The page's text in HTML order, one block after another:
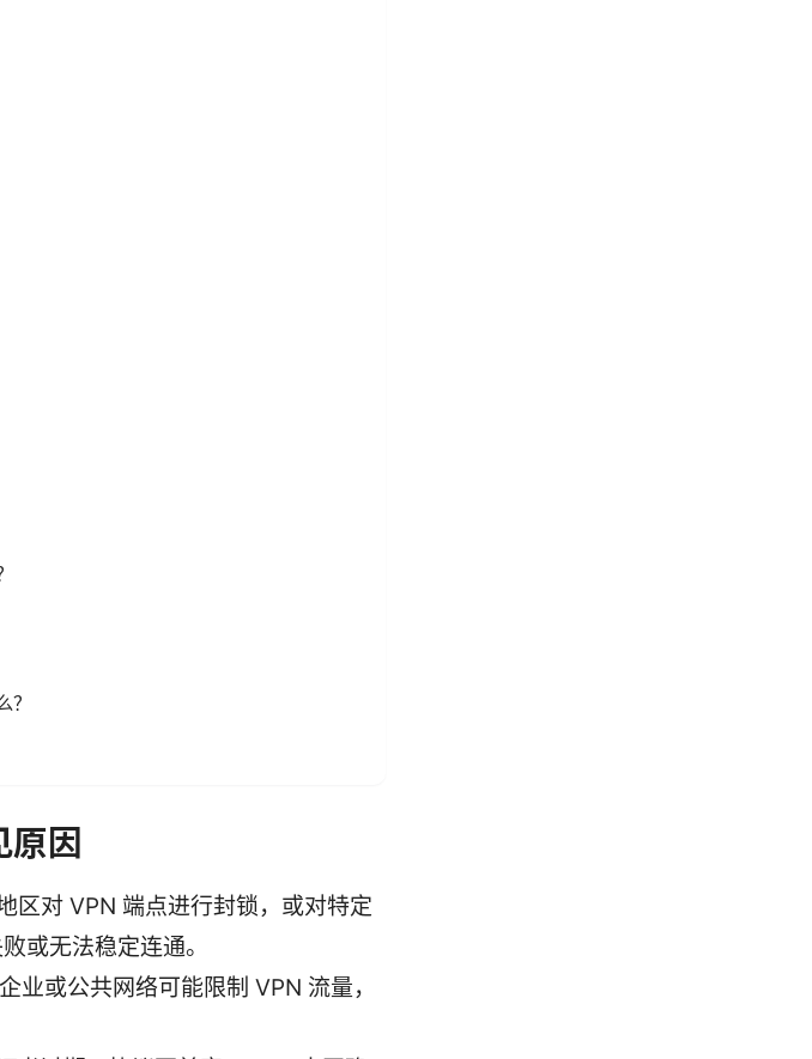
？
因
区对 VPN 端点进行封锁，或对特定
或无法稳定连通。
业或公共网络可能限制 VPN 流量，